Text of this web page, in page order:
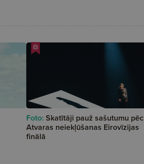
Foto: Skatītāji pauž sašutumu pēc
Atvaras neiekļūšanas Eirovīzijas
finālā